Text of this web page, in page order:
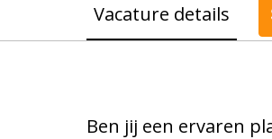
Vacature details
Ben jij een ervaren